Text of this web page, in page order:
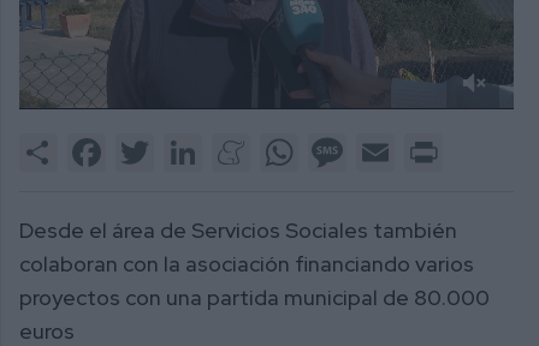
1
Share FacebookTwitter LinkedInMeneameWhatsAppMessage
Email
Desde el área de Servicios Sociales también
colaboran con la asociación financiando varios
proyectos con una partida municipal de 80.000
euros